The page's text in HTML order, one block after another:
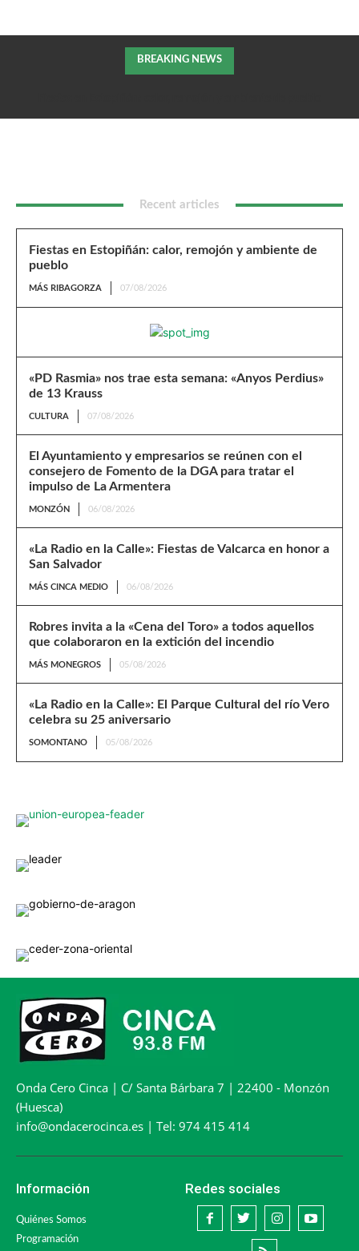
BREAKING NEWS
Recent articles
Fiestas en Estopiñán: calor, remojón y ambiente de
pueblo
MÁS RIBAGORZA 07/08/2026
«PD Rasmia» nos trae esta semana: «Anyos Perdius»
de 13 Krauss
CULTURA 07/08/2026
El Ayuntamiento y empresarios se reúnen con el
consejero de Fomento de la DGA para tratar el
impulso de La Armentera
MONZÓN 06/08/2026
«La Radio en la Calle»: Fiestas de Valcarca en honor a
San Salvador
MÁS CINCA MEDIO 06/08/2026
Robres invita a la «Cena del Toro» a todos aquellos
que colaboraron en la extición del incendio
MÁS MONEGROS 05/08/2026
«La Radio en la Calle»: El Parque Cultural del río Vero
celebra su 25 aniversario
SOMONTANO 05/08/2026
Onda Cero Cinca | C/ Santa Bárbara 7 | 22400 - Monzón
(Huesca)
info@ondacerocinca.es | Tel: 974 415 414
Información
Quiénes Somos
Programación
Redes sociales